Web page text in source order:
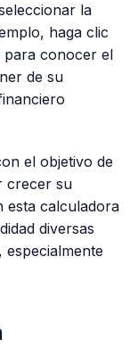
la
haga clic
para conocer el
de su
el objetivo de
crecer su
esta calculadora
diversas